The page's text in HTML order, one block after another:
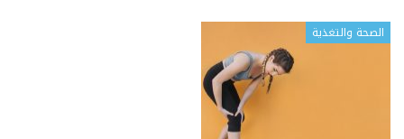
الصحة والتغذية